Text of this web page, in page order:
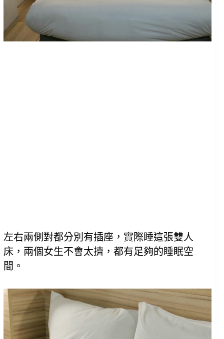
左右兩側對都分別有插座，實際睡這張雙人
床，兩個女生不會太擠，都有足夠的睡眠空
間。